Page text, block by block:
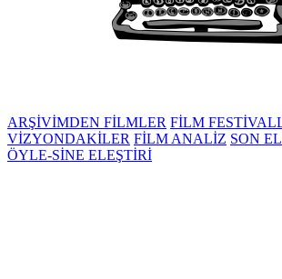
ARŞİVİMDEN FİLMLER FİLM
VİZYONDAKİLER FİLM ANALİZ SON
ÖYLE-SİNE ELEŞTİRİ